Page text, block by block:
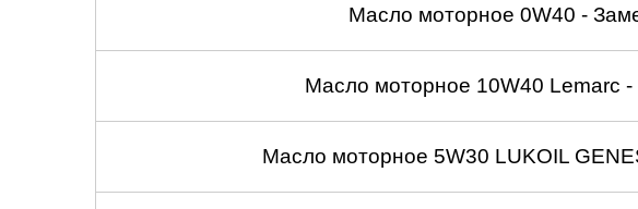
Масло моторное 0W40 -
Масло моторное 10W40 Lemarc
Масло моторное 5W30 LUKOIL